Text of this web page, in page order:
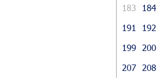
183
184
191
192
199
200
207
208